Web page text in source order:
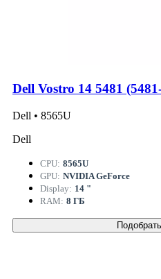
Dell Vostro 14 5481
Dell • 8565U
Dell
CPU: 8565U
GPU: NVIDIA GeForce
Display: 14 "
RAM: 8 ГБ